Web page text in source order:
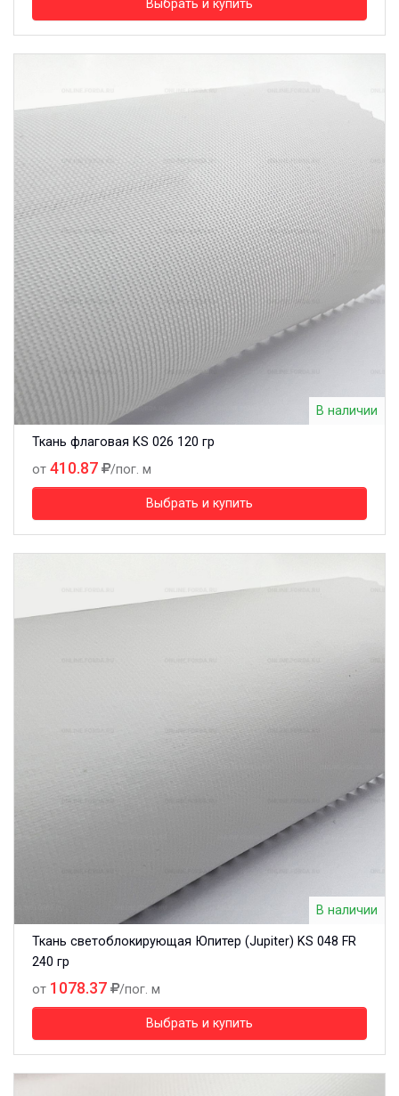
Выбрать и купить
В наличии
Ткань флаговая KS 026 120 гр
от 410.87 /пог. м
Выбрать и купить
В наличии
Ткань светоблокирующая Юпитер (Jupiter) KS 048 FR
240 гр
от 1078.37 /пог. м
Выбрать и купить